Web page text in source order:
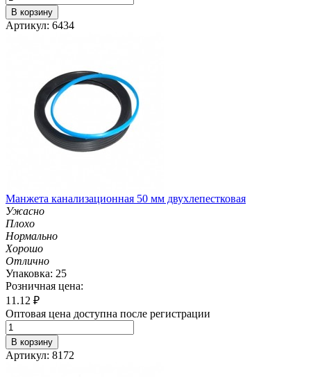
В корзину
Артикул: 6434
Манжета канализационная 50 мм двухлепестковая
Ужасно
Плохо
Нормально
Хорошо
Отлично
Упаковка: 25
Розничная цена:
11.12 ₽
Оптовая цена доступна после регистрации
В корзину
Артикул: 8172